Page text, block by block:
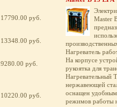
17790.00 руб.
13348.00 руб.
9280.00 руб.
10220.00 руб.
Master
Нагреватель
На корпусе
рукоятка для
Нагревательный
нержавеющей
оснащен
режимов работы